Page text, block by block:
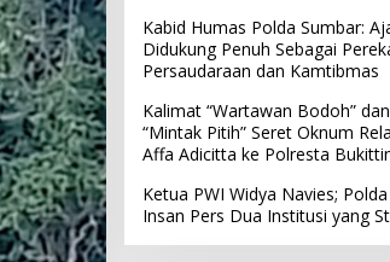
Kabid Humas Polda Sumbar:
Didukung Penuh Sebagai
Persaudaraan dan Kamtibmas
Kalimat “Wartawan Bodoh”
“Mintak Pitih” Seret Oknum
Affa Adicitta ke Polresta
Ketua PWI Widya Navies;
Insan Pers Dua Institusi yang